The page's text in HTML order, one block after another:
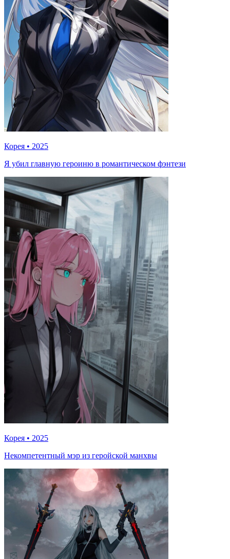
Корея • 2025
Я убил главную героиню в романтическом фэнтези
Корея • 2025
Некомпетентный мэр из геройской манхвы